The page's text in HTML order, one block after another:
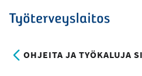
Hyppää
pääsisältöön
Työterveyslaitos
OHJEITA JA TYÖKALUJA